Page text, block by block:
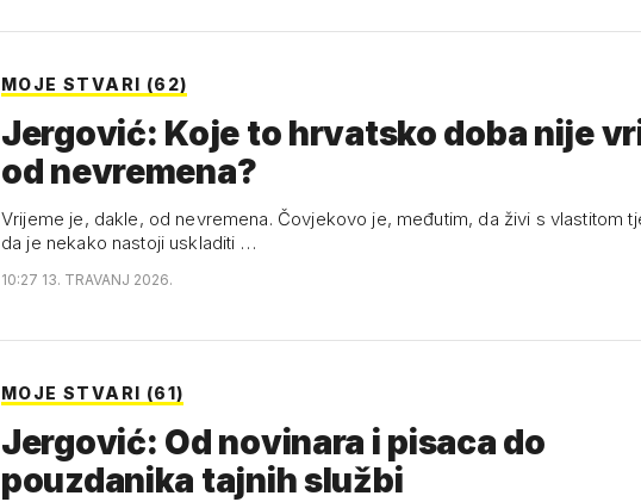
MOJE STVARI (62)
Jergović: Koje to hrvatsko doba nije
od nevremena?
Vrijeme je, dakle, od nevremena. Čovjekovo je, međutim, da živi s vlastitom
da je nekako nastoji uskladiti …
10:27 13. TRAVANJ 2026.
MOJE STVARI (61)
Jergović: Od novinara i pisaca do
pouzdanika tajnih službi